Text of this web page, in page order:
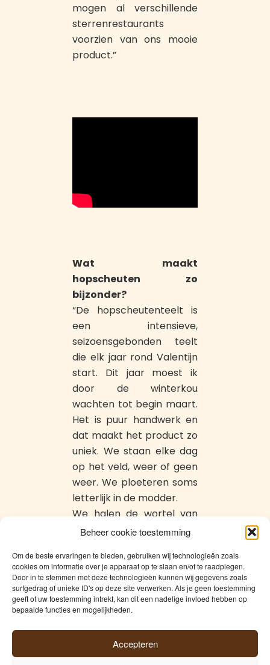
Beheer cookie toestemming
Om de beste ervaringen te bieden, gebruiken wij technologieën zoals
cookies om informatie over je apparaat op te slaan en/of te raadplegen.
Door in te stemmen met deze technologieën kunnen wij gegevens zoals
surfgedrag of unieke ID's op deze site verwerken. Als je geen toestemming
geeft of uw toestemming intrekt, kan dit een nadelige invloed hebben op
bepaalde functies en mogelijkheden.
Accepteren
mogen al verschillende
sterrenrestaurants
voorzien van ons mooie
product.”
Wat maakt
hopscheuten zo
bijzonder?
“De hopscheutenteelt is
een intensieve,
seizoensgebonden teelt
die elk jaar rond Valentijn
start. Dit jaar moest ik
door de winterkou
wachten tot begin maart.
Het is puur handwerk en
dat maakt het product zo
uniek. We staan elke dag
op het veld, weer of geen
weer. We ploeteren soms
letterlijk in de modder.
We halen de wortel van
de hopplant uit de grond,
hopscheuten met een
mesje afsnijden. Op dat
moment zijn ze ongeveer
5-10 centimeter groot.
scheuten en gaan ze naar
onze klanten.”